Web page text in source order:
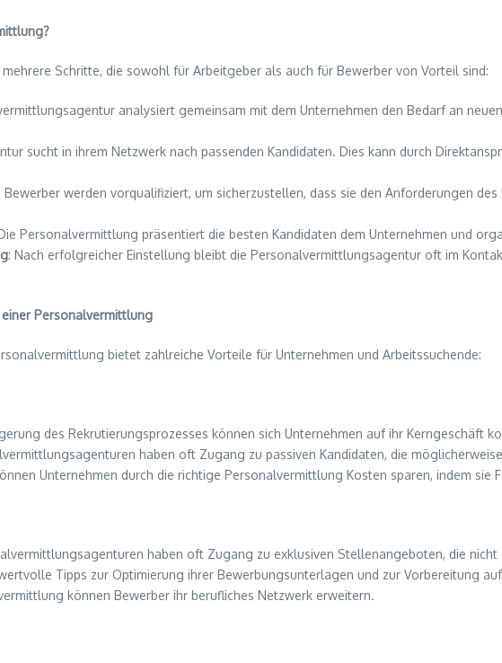
Schritte, die sowohl für Arbeitgeber als auch für Bewerber von Vorteil sind:
analysiert gemeinsam mit dem Unternehmen den Bedarf an
sucht in ihrem Netzwerk nach passenden Kandidaten. Dies kann durch
Bewerber werden vorqualifiziert, um sicherzustellen, dass sie den Anforderungen
Personalvermittlung präsentiert die besten Kandidaten dem Unternehmen und
: Nach erfolgreicher Einstellung bleibt die Personalvermittlungsagentur oft im
Personalvermittlung
bietet zahlreiche Vorteile für Unternehmen und Arbeitssuchende:
des Rekrutierungsprozesses können sich Unternehmen auf ihr Kerngeschäft
haben oft Zugang zu passiven Kandidaten, die
Unternehmen durch die richtige Personalvermittlung Kosten sparen, indem sie
haben oft Zugang zu exklusiven Stellenangeboten, die
Tipps zur Optimierung ihrer Bewerbungsunterlagen und zur Vorbereitung
können Bewerber ihr berufliches Netzwerk erweitern.